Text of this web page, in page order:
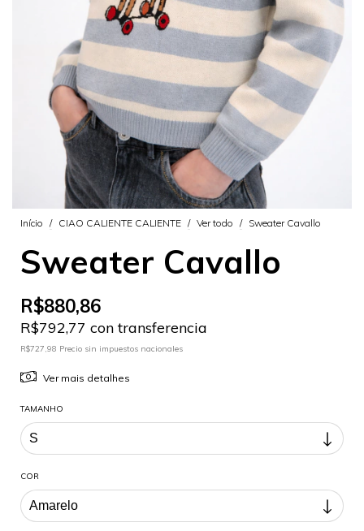
Início / CIAO CALIENTE CALIENTE / Ver todo / Sweater Cavallo
Sweater Cavallo
R$880,86
R$792,77 con transferencia
R$727,98 Precio sin impuestos nacionales
Ver mais detalhes
TAMANHO
COR